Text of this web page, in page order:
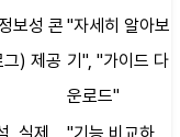
보성 콘
그) 제공
"자세히 알아보
기", "가이드 다
운로드"
, 실제
"기능 비교하